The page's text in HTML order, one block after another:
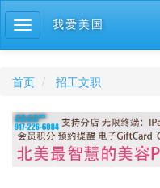
Toggle
navigation
我爱美国
首页 招工文职